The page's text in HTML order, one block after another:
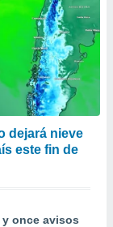
dejará nieve
este fin de
y once avisos